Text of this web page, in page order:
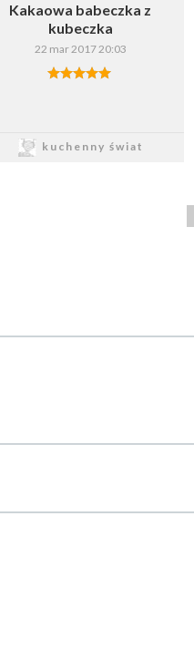
Kakaowa babeczka z
kubeczka
22 mar 2017 20:03
kuchenny świat